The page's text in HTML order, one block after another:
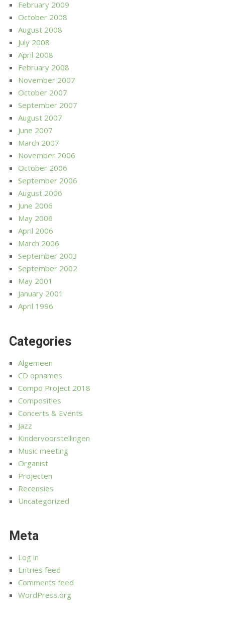
February 2009
October 2008
August 2008
July 2008
April 2008
February 2008
November 2007
October 2007
September 2007
August 2007
June 2007
March 2007
November 2006
October 2006
September 2006
August 2006
June 2006
May 2006
April 2006
March 2006
September 2003
September 2002
May 2001
January 2001
April 1996
Categories
Algemeen
CD opnames
Compo Project 2018
Composities
Concerts & Events
Jazz
Kindervoorstellingen
Music meeting
Organist
Projecten
Recensies
Uncategorized
Meta
Log in
Entries feed
Comments feed
WordPress.org